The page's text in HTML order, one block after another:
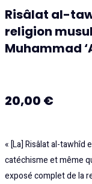
Risâlat al-
religion
Muhammad
20,00 €
« [La] Risâlat al-tawhîd
catéchisme et même
exposé complet de la